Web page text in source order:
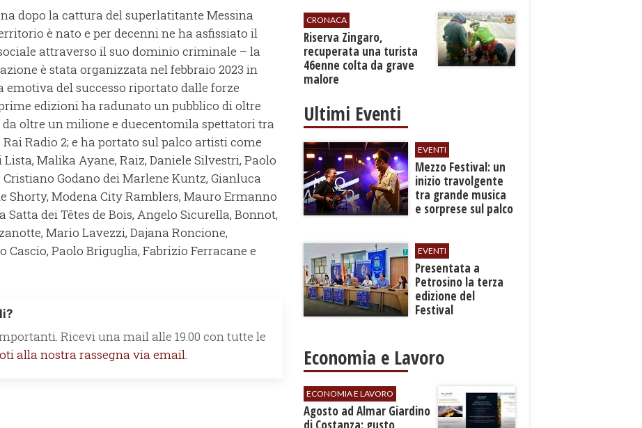
dopo la cattura del superlatitante Messina
è nato e per decenni ne ha asfissiato il
attraverso il suo dominio criminale – la
è stata organizzata nel febbraio 2023 in
emotiva del successo riportato dalle forze
edizioni ha radunato un pubblico di oltre
da oltre un milione e duecentomila spettatori tra
Radio 2; e ha portato sul palco artisti come
Malika Ayane, Raiz, Daniele Silvestri, Paolo
Godano dei Marlene Kuntz, Gianluca
Shorty, Modena City Ramblers, Mauro Ermanno
Satta dei Têtes de Bois, Angelo Sicurella, Bonnot,
Mario Lavezzi, Dajana Roncione,
Paolo Briguglia, Fabrizio Ferracane e
Ricevi una mail alle 19.00 con tutte le
alla nostra rassegna via email.
CRONACA
​Riserva Zingaro,
recuperata una turista
46enne colta da grave
malore
Ultimi Eventi
EVENTI
Mezzo Festival: un
inizio travolgente
tra grande musica
e sorprese sul palco
EVENTI
Presentata a
Petrosino la terza
edizione del
Festival
"Voci dal
Mediterraneo"
Economia e Lavoro
ECONOMIA E LAVORO
Agosto ad Almar Giardino
di Costanza: gusto,